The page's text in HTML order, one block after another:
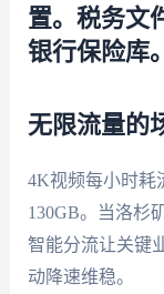
置。税务文
银行保险库。
无限流量的
4K视频每小时耗
130GB。当洛杉
智能分流让关键
动降速维稳。